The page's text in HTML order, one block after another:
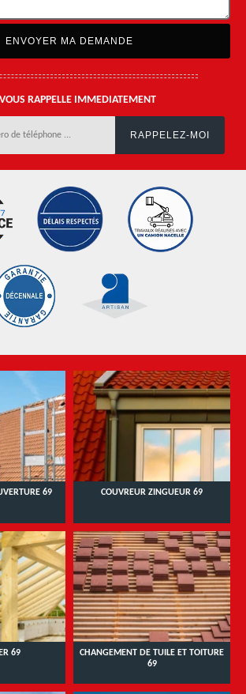
RAPPELLE IMMEDIATEMENT
69 COUVREUR ZINGUEUR 69
69
CHANGEMENT DE TUILE ET TOITURE
69